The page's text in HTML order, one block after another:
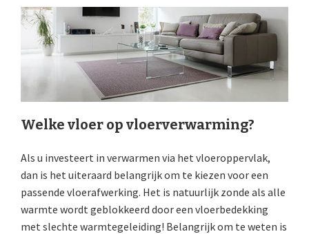
Welke vloer op vloerverwarming?
Als u investeert in verwarmen via het vloeroppervlak,
dan is het uiteraard belangrijk om te kiezen voor een
passende vloerafwerking. Het is natuurlijk zonde als alle
warmte wordt geblokkeerd door een vloerbedekking
met slechte warmtegeleiding! Belangrijk om te weten is